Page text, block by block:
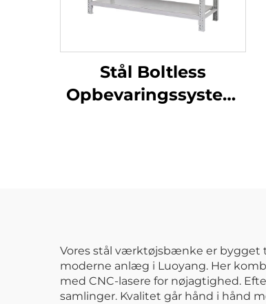
Stål Boltless
Opbevaringssystem
Vores stål værktøjsbænke er bygget
moderne anlæg i Luoyang. Her
med CNC-lasere for nøjagtighed.
samlinger. Kvalitet går hånd i hånd